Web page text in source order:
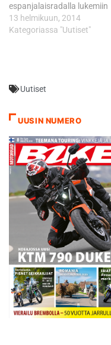
espanjalaisradalla lukemiin
1.41,184. Testien kovinta
vauhdia pidettiin
20 tuoneen ajan 1.41,127. -
päätavoite oli jatkaa uuden
ajotyylin harjoittelua ja
omaksumista. Se tavoite
toteutui. Töitä on…
13 helmikuun, 2014
Kategoriassa "Uutiset"
Uutiset
UUSIN NUMERO